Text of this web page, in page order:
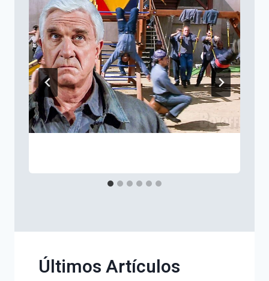
Últimos Artículos